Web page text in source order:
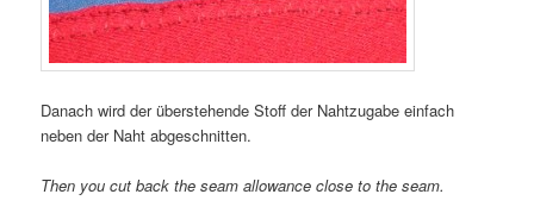
Danach wird der überstehende Stoff der Nahtzugabe einfach
neben der Naht abgeschnitten.
Then you cut back the seam allowance close to the seam.